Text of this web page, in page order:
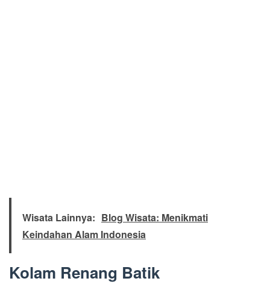
Wisata Lainnya: Blog Wisata: Menikmati
Keindahan Alam Indonesia
Kolam Renang Batik